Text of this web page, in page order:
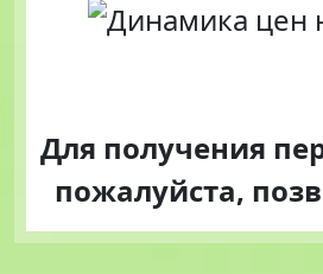
Для получения
пожалуйста,